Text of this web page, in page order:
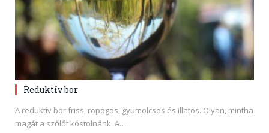
Reduktív bor
A reduktív bor friss, ropogós, gyümölcsös és illatos. Olyan, mintha
magát a szőlőt kóstolnánk. A…